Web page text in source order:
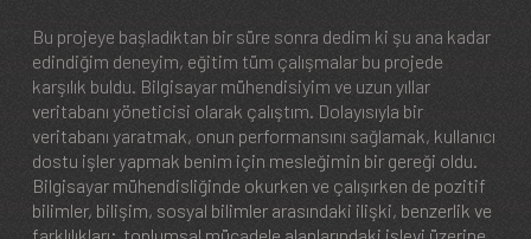
Bu projeye başladıktan bir süre sonra dedim ki şu ana kadar
edindiğim deneyim, eğitim tüm çalışmalar bu projede
karşılık buldu. Bilgisayar mühendisiyim ve uzun yıllar
veritabanı yöneticisi olarak çalıştım. Dolayısıyla bir
veritabanı yaratmak, onun performansını sağlamak, kullanıcı
dostu işler yapmak benim için mesleğimin bir gereği oldu.
Bilgisayar mühendisliğinde okurken ve çalışırken de pozitif
bilimler, bilişim, sosyal bilimler arasındaki ilişki, benzerlik ve
farklılıkları; toplumsal mücadele alanlarındaki işlevi üzerine